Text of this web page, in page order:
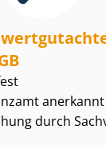
anerkannt
durch